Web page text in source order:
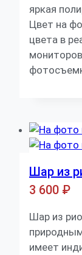
яркая
Цвет на
цвета в
Шар из
3 600 ₽
Шар из
имеет